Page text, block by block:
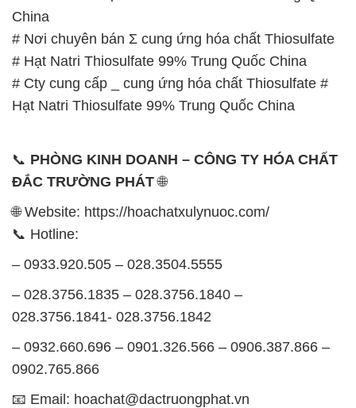
China
# Nơi chuyên bán Σ cung ứng hóa chất Thiosulfate
# Hạt Natri Thiosulfate 99% Trung Quốc China
# Cty cung cấp _ cung ứng hóa chất Thiosulfate #
Hạt Natri Thiosulfate 99% Trung Quốc China
📞 PHÒNG KINH DOANH – CÔNG TY HÓA CHẤT
ĐẮC TRƯỜNG PHÁT🌐
🌐 Website: https://hoachatxulynuoc.com/
📞 Hotline:
– 0933.920.505 – 028.3504.5555
– 028.3756.1835 – 028.3756.1840 –
028.3756.1841- 028.3756.1842
– 0932.660.696 – 0901.326.566 – 0906.387.866 –
0902.765.866
📧 Email: hoachat@dactruongphat.vn